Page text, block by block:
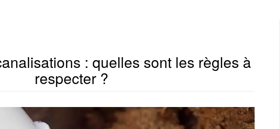
: quelles sont les règles à
respecter ?